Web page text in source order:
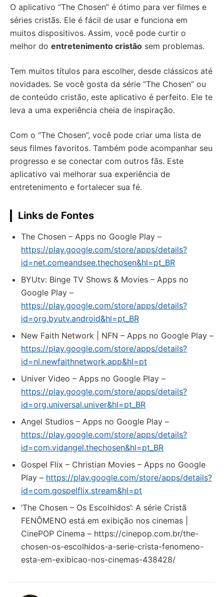
O aplicativo “The Chosen” é ótimo para ver filmes e
séries cristãs. Ele é fácil de usar e funciona em
muitos dispositivos. Assim, você pode curtir o
melhor do entretenimento cristão sem problemas.
Tem muitos títulos para escolher, desde clássicos até
novidades. Se você gosta da série “The Chosen” ou
de conteúdo cristão, este aplicativo é perfeito. Ele te
leva a uma experiência cheia de inspiração.
Com o “The Chosen”, você pode criar uma lista de
seus filmes favoritos. Também pode acompanhar seu
progresso e se conectar com outros fãs. Este
aplicativo vai melhorar sua experiência de
entretenimento e fortalecer sua fé.
Links de Fontes
The Chosen – Apps no Google Play –
https://play.google.com/store/apps/details?
id=net.comeandsee.thechosen&hl=pt_BR
BYUtv: Binge TV Shows & Movies – Apps no
Google Play –
https://play.google.com/store/apps/details?
id=org.byutv.android&hl=pt_BR
New Faith Network | NFN – Apps no Google Play –
https://play.google.com/store/apps/details?
id=nl.newfaithnetwork.app&hl=pt
Univer Video – Apps no Google Play –
https://play.google.com/store/apps/details?
id=org.universal.univer&hl=pt_BR
Angel Studios – Apps no Google Play –
https://play.google.com/store/apps/details?
id=com.vidangel.thechosen&hl=pt_BR
Gospel Flix – Christian Movies – Apps no Google
Play – https://play.google.com/store/apps/details?
id=com.gospelflix.stream&hl=pt
‘The Chosen – Os Escolhidos’: A série Cristã
FENÔMENO está em exibição nos cinemas |
CinePOP Cinema – https://cinepop.com.br/the-
chosen-os-escolhidos-a-serie-crista-fenomeno-
esta-em-exibicao-nos-cinemas-438428/